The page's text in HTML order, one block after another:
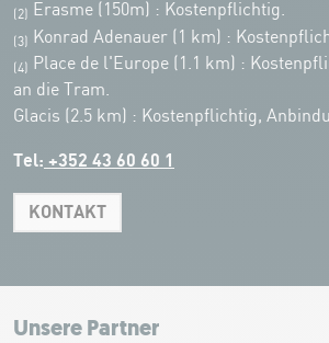
(2) Erasme (150m) : Kostenpflichtig.
(3) Konrad Adenauer (1 km) :
(4)
Place de l'Europe (1.1 km) :
an die Tram.
Glacis (2.5 km) : Kostenpflichtig,
Tel: +352 43 60 60 1
KONTAKT
+
−
Leaflet|Map tiles by Carto, under CC BY 3.0. Data by
Unsere Partner